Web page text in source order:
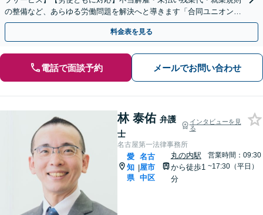
の整備など、あらゆる労働問題を解決へと導きます「合同ユニオン」
との交渉を代理した経験あり【休日・夜間相談あり】
料金表を見る
電話で面談予約 メールでお問い合わせ
林 泰佑 弁護
士
インタビューを見
る
名古屋第一法律事務所
愛
知
県
|
名古
屋市
中区
丸の内駅
から徒歩1
分
営業時間：09:30
~17:30（平日）